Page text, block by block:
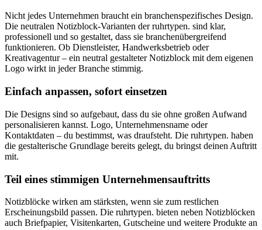
Nicht jedes Unternehmen braucht ein branchenspezifisches Design.
Die neutralen Notizblock-Varianten der ruhrtypen. sind klar,
professionell und so gestaltet, dass sie branchenübergreifend
funktionieren. Ob Dienstleister, Handwerksbetrieb oder
Kreativagentur – ein neutral gestalteter Notizblock mit dem eigenen
Logo wirkt in jeder Branche stimmig.
Einfach anpassen, sofort einsetzen
Die Designs sind so aufgebaut, dass du sie ohne großen Aufwand
personalisieren kannst. Logo, Unternehmensname oder
Kontaktdaten – du bestimmst, was draufsteht. Die ruhrtypen. haben
die gestalterische Grundlage bereits gelegt, du bringst deinen Auftritt
mit.
Teil eines stimmigen Unternehmensauftritts
Notizblöcke wirken am stärksten, wenn sie zum restlichen
Erscheinungsbild passen. Die ruhrtypen. bieten neben Notizblöcken
auch Briefpapier, Visitenkarten, Gutscheine und weitere Produkte an